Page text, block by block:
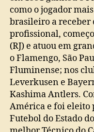
como o jogador
brasileiro a receber
profissional,
(RJ) e atuou em
o Flamengo, São
Fluminense; nos
Leverkusen e
Kashima Antlers.
América e foi eleito
Futebol do Estado